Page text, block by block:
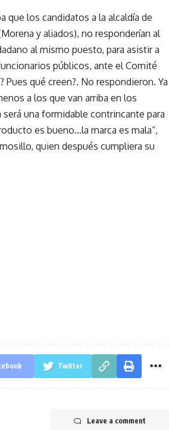
que los candidatos a la alcaldía de
y aliados), no responderían al
al mismo puesto, para asistir a
públicos, ante el Comité
qué creen?. No respondieron. Ya
a los que van arriba en los
una formidable contrincante para
es bueno…la marca es mala”,
quien después cumpliera su
Twitter
Leave a comment